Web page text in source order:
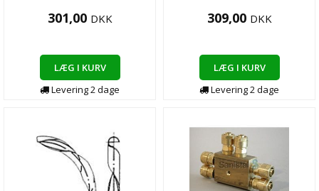
301,00 DKK
LÆG I KURV
Levering2dage
309,00 DKK
LÆG I KURV
Levering2dage